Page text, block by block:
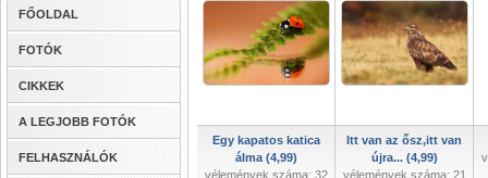
FŐOLDAL
FOTÓK
CIKKEK
A LEGJOBB FOTÓK
FELHASZNÁLÓK
Egy kapatos katica
álma (4,99)
vélemények száma: 32
Itt van az ősz,itt van
újra... (4,99)
vélemények száma: 21